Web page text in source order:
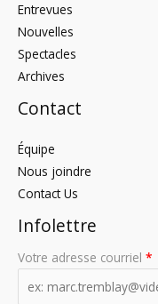
Entrevues
Nouvelles
Spectacles
Archives
Contact
Équipe
Nous joindre
Contact Us
Infolettre
Votre adresse courriel *